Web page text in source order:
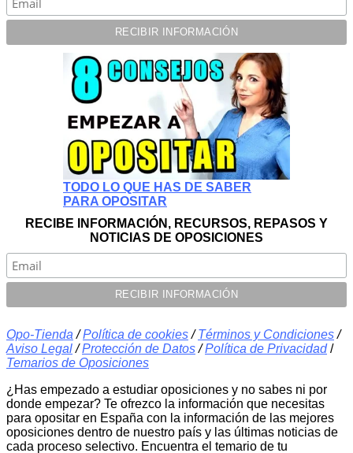
TODO LO QUE HAS DE SABER
PARA OPOSITAR
RECIBE INFORMACIÓN, RECURSOS, REPASOS Y
NOTICIAS DE OPOSICIONES
Opo-Tienda /Política de cookies/Términos y Condiciones/
Aviso Legal/Protección de Datos/Política de Privacidad /
Temarios de Oposiciones
¿Has empezado a estudiar oposiciones y no sabes ni por
donde empezar? Te ofrezco la información que necesitas
para opositar en España con la información de las mejores
oposiciones dentro de nuestro país y las últimas noticias de
cada proceso selectivo. Encuentra el temario de tu